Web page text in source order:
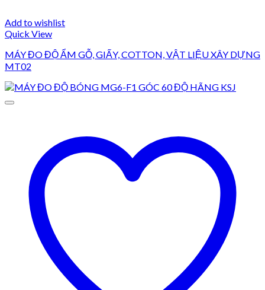
Add to wishlist
Quick View
MÁY ĐO ĐỘ ẨM GỖ, GIẤY, COTTON, VẬT LIỆU XÂY DỰNG
MT02